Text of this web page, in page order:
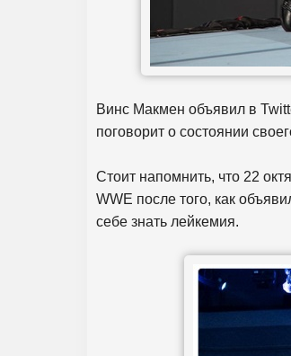
Винс Макмен объявил в
поговорит о состоянии
Стоит напомнить, что 22
WWE после того, как
себе знать лейкемия.